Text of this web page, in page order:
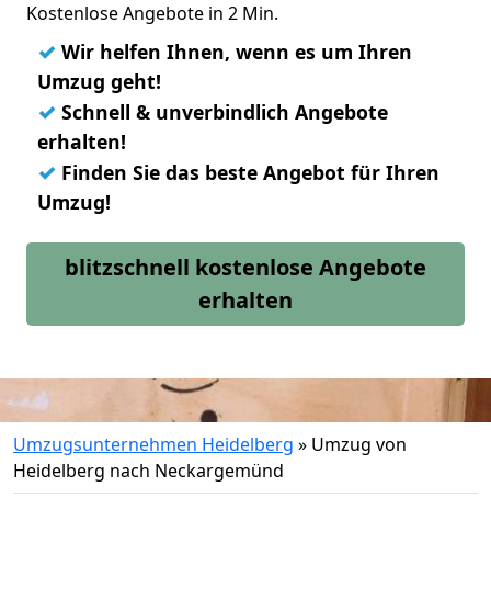
Kostenlose Angebote in 2 Min.
✓ Wir helfen Ihnen, wenn es um Ihren
Umzug geht!
✓ Schnell & unverbindlich Angebote
erhalten!
✓ Finden Sie das beste Angebot für Ihren
Umzug!
blitzschnell kostenlose Angebote
erhalten
Umzugsunternehmen Heidelberg » Umzug von
Heidelberg nach Neckargemünd